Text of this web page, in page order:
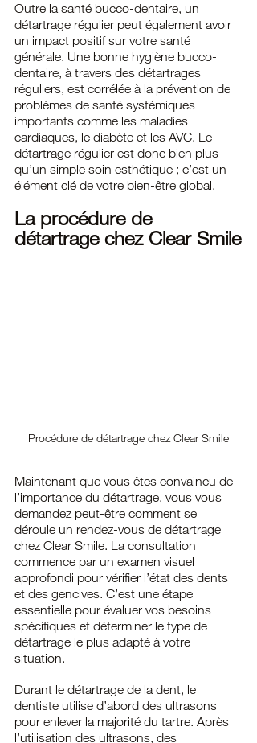
Outre la santé bucco-dentaire, un
détartrage régulier peut également avoir
un impact positif sur votre santé
générale. Une bonne hygiène bucco-
dentaire, à travers des détartrages
réguliers, est corrélée à la prévention de
problèmes de santé systémiques
importants comme les maladies
cardiaques, le diabète et les AVC. Le
détartrage régulier est donc bien plus
qu’un simple soin esthétique ; c’est un
élément clé de votre bien-être global.
La procédure de
détartrage chez Clear Smile
Procédure de détartrage chez Clear Smile
Maintenant que vous êtes convaincu de
l’importance du détartrage, vous vous
demandez peut-être comment se
déroule un rendez-vous de détartrage
chez Clear Smile. La consultation
commence par un examen visuel
approfondi pour vérifier l’état des dents
et des gencives. C’est une étape
essentielle pour évaluer vos besoins
spécifiques et déterminer le type de
détartrage le plus adapté à votre
situation.
Durant le détartrage de la dent, le
dentiste utilise d’abord des ultrasons
pour enlever la majorité du tartre. Après
l’utilisation des ultrasons, des